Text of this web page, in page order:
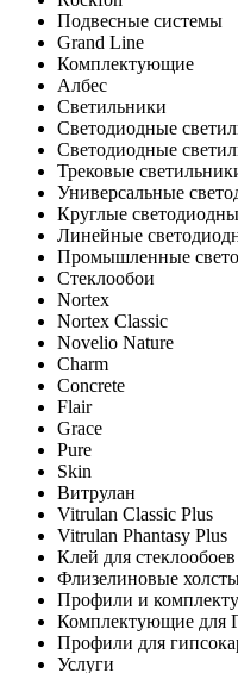
Подвесные системы
Grand Line
Комплектующие
Албес
Светильники
Светодиодные
Светодиодные
Трековые
Универсальные
Круглые
Линейные
Промышленные
Стеклообои
Nortex
Nortex Classic
Novelio Nature
Charm
Concrete
Flair
Grace
Pure
Skin
Витрулан
Vitrulan Classic Plus
Vitrulan Phantasy Plus
Клей для стеклообоев
Флизелиновые
Профили и
Комплектующие для
Профили для
Услуги